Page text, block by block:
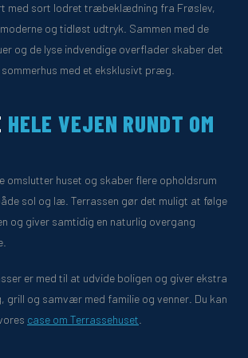
med sort lodret træbeklædning fra Frøslev,
og tidløst udtryk. Sammen med de
og de lyse indvendige overflader skaber det
med et eksklusivt præg.
HELE VEJEN RUNDT OM
omslutter huset og skaber flere opholdsrum
sol og læ. Terrassen gør det muligt at følge
og giver samtidig en naturlig overgang
er med til at udvide boligen og giver ekstra
grill og samvær med familie og venner. Du kan
case om Terrassehuset